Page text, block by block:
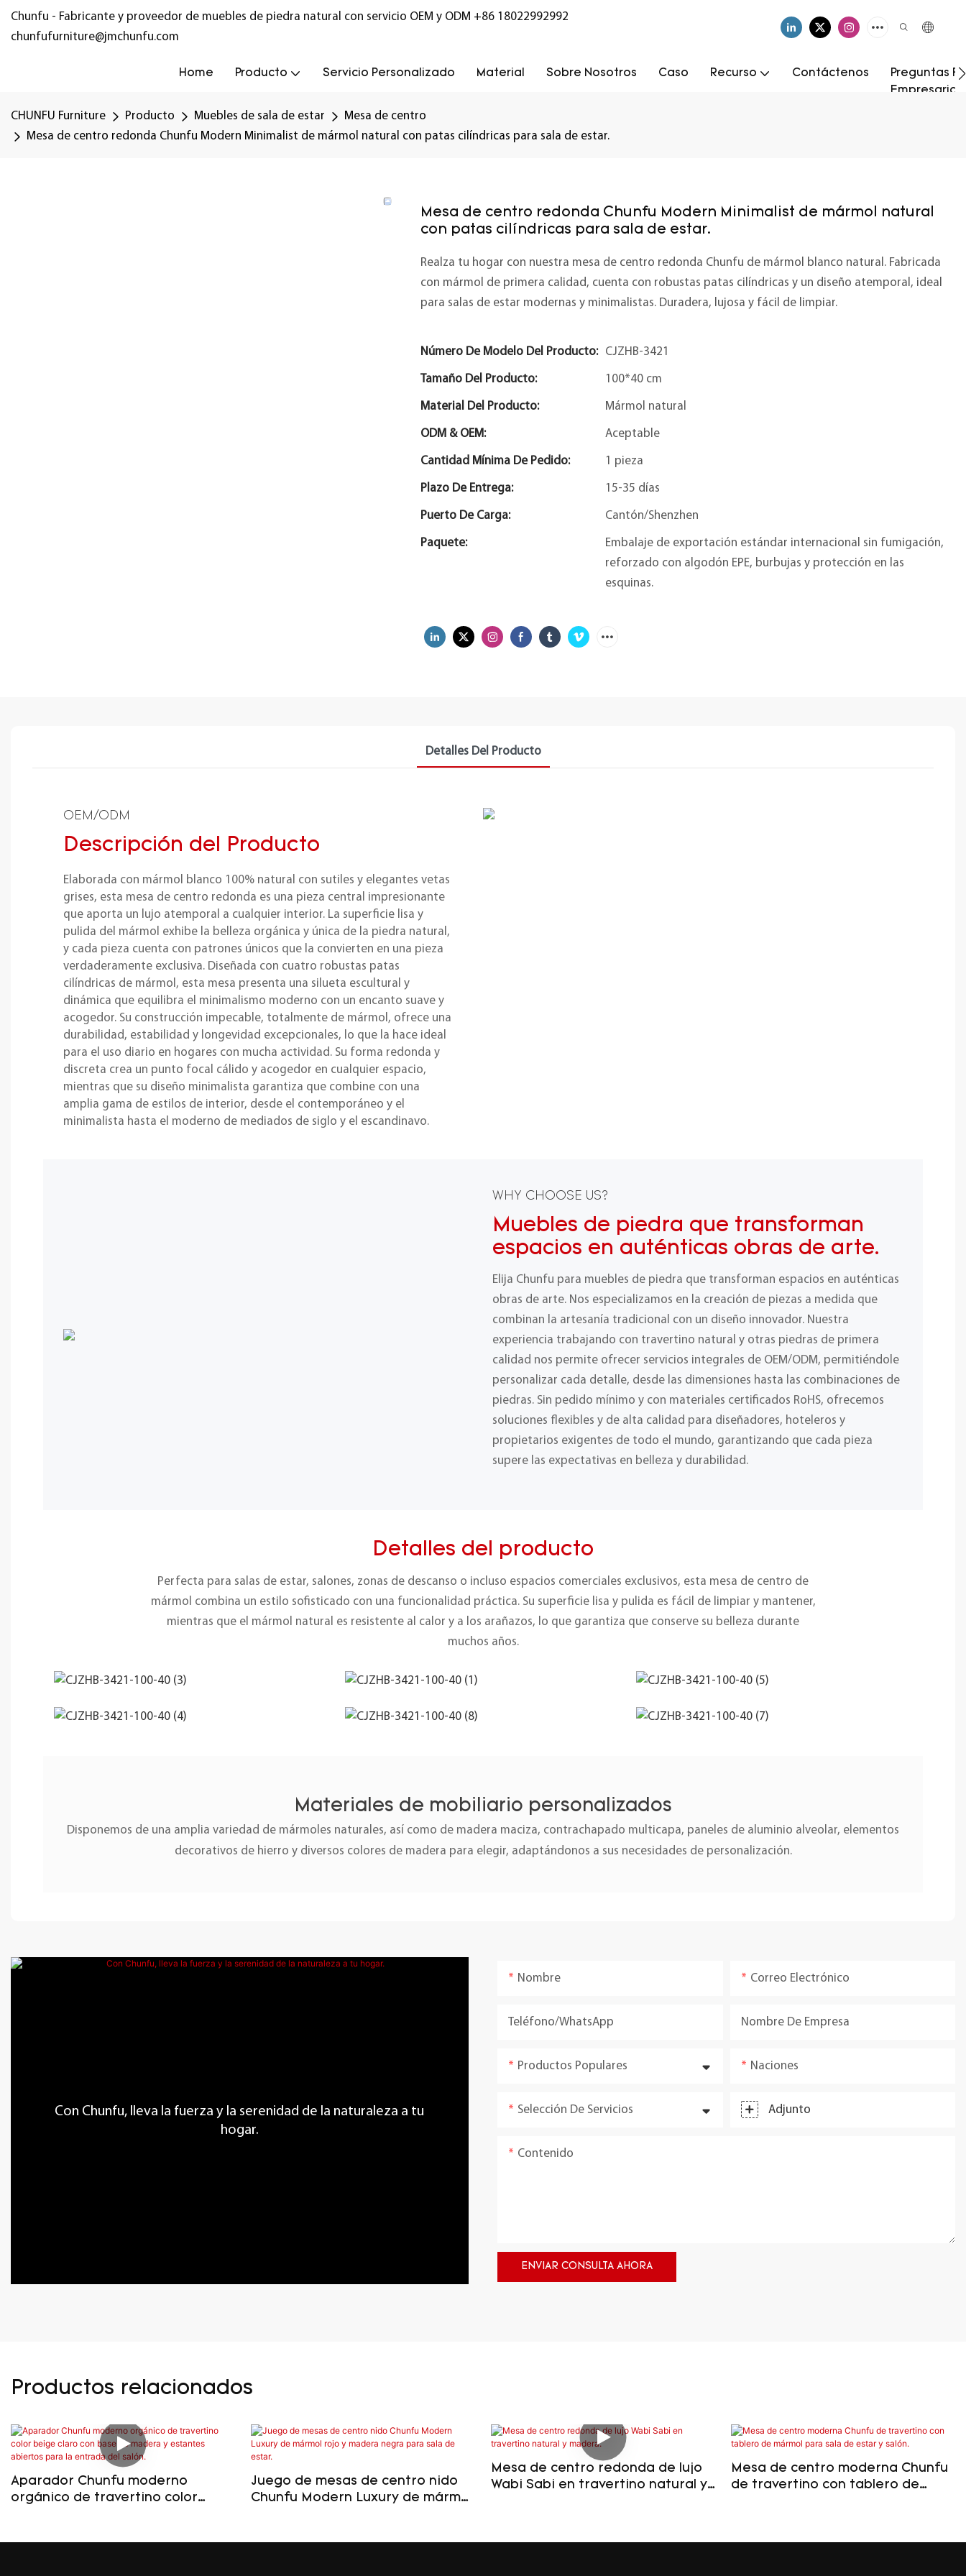
Chunfu - Fabricante y proveedor de muebles de piedra natural con servicio OEM y ODM +86 18022992992
chunfufurniture@jmchunfu.com
Home Producto Servicio Personalizado Material Sobre Nosotros Caso Recurso Contáctenos
Preguntas
CHUNFU Furniture Producto Muebles de sala de estar
Mesa de centro
Mesa de centro redonda Chunfu Modern Minimalist de mármol natural con patas cilíndricas para sala de estar.
Mesa de centro redonda Chunfu Modern Minimalist de mármol natural
con patas cilíndricas para sala de estar.
Realza tu hogar con nuestra mesa de centro redonda Chunfu de mármol blanco natural. Fabricada
con mármol de primera calidad, cuenta con robustas patas cilíndricas y un diseño atemporal, ideal
para salas de estar modernas y minimalistas. Duradera, lujosa y fácil de limpiar.
Número De Modelo Del Producto: CJZHB-3421
Tamaño Del Producto: 100*40 cm
Material Del Producto: Mármol natural
ODM & OEM: Aceptable
Cantidad Mínima De Pedido: 1 pieza
Plazo De Entrega: 15-35 días
Puerto De Carga: Cantón/Shenzhen
Paquete:
Embalaje de exportación estándar internacional sin fumigación,
reforzado con algodón EPE, burbujas y protección en las
esquinas.
Detalles Del Producto
OEM/ODM
Descripción del Producto
Elaborada con mármol blanco 100% natural con sutiles y elegantes vetas
grises, esta mesa de centro redonda es una pieza central impresionante
que aporta un lujo atemporal a cualquier interior. La superficie lisa y
pulida del mármol exhibe la belleza orgánica y única de la piedra natural,
y cada pieza cuenta con patrones únicos que la convierten en una pieza
verdaderamente exclusiva. Diseñada con cuatro robustas patas
cilíndricas de mármol, esta mesa presenta una silueta escultural y
dinámica que equilibra el minimalismo moderno con un encanto suave y
acogedor. Su construcción impecable, totalmente de mármol, ofrece una
durabilidad, estabilidad y longevidad excepcionales, lo que la hace ideal
para el uso diario en hogares con mucha actividad. Su forma redonda y
discreta crea un punto focal cálido y acogedor en cualquier espacio,
mientras que su diseño minimalista garantiza que combine con una
amplia gama de estilos de interior, desde el contemporáneo y el
minimalista hasta el moderno de mediados de siglo y el escandinavo.
WHY CHOOSE US?
Muebles de piedra que transforman
espacios en auténticas obras de arte.
Elija Chunfu para muebles de piedra que transforman espacios en auténticas
obras de arte. Nos especializamos en la creación de piezas a medida que
combinan la artesanía tradicional con un diseño innovador. Nuestra
experiencia trabajando con travertino natural y otras piedras de primera
calidad nos permite ofrecer servicios integrales de OEM/ODM, permitiéndole
personalizar cada detalle, desde las dimensiones hasta las combinaciones de
piedras. Sin pedido mínimo y con materiales certificados RoHS, ofrecemos
soluciones flexibles y de alta calidad para diseñadores, hoteleros y
propietarios exigentes de todo el mundo, garantizando que cada pieza
supere las expectativas en belleza y durabilidad.
Detalles del producto
Perfecta para salas de estar, salones, zonas de descanso o incluso espacios comerciales exclusivos, esta mesa de centro de
mármol combina un estilo sofisticado con una funcionalidad práctica. Su superficie lisa y pulida es fácil de limpiar y mantener,
mientras que el mármol natural es resistente al calor y a los arañazos, lo que garantiza que conserve su belleza durante
muchos años.
Materiales de mobiliario personalizados
Disponemos de una amplia variedad de mármoles naturales, así como de madera maciza, contrachapado multicapa, paneles de aluminio alveolar, elementos
decorativos de hierro y diversos colores de madera para elegir, adaptándonos a sus necesidades de personalización.
Con Chunfu, lleva la fuerza y ​​la serenidad de la naturaleza a tu
hogar.
Nombre Correo Electrónico
Teléfono/WhatsApp Nombre De Empresa
Productos Populares Naciones
Selección De Servicios Adjunto
Contenido
ENVIAR CONSULTA AHORA
Productos relacionados
Aparador Chunfu moderno
orgánico de travertino color
Juego de mesas de centro nido
Chunfu Modern Luxury de mármol
Mesa de centro redonda de lujo
Wabi Sabi en travertino natural y
Mesa de centro moderna Chunfu
de travertino con tablero de